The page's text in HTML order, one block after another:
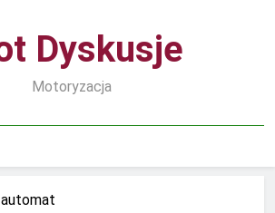
Dyskusje
Motoryzacja